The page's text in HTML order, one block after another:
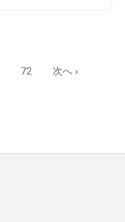
72 次へ ›